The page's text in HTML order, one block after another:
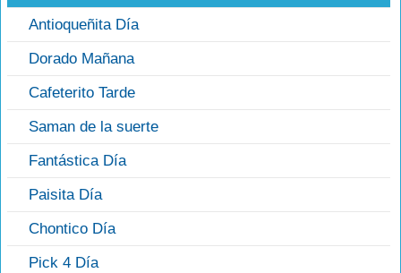
Antioqueñita Día
Dorado Mañana
Cafeterito Tarde
Saman de la suerte
Fantástica Día
Paisita Día
Chontico Día
Pick 4 Día